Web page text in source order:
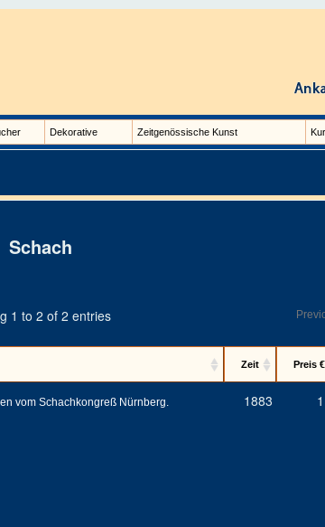
Dekorative Zeitgenössische Kunst
Schach
1 to 2 of 2 entries
Zeit Preis €
vom Schachkongreß Nürnberg. 1883